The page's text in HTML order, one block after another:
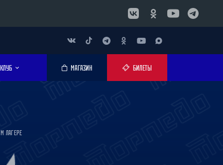
КЛУБ МАГАЗИН БИЛЕТЫ
ЛАГЕРЕ